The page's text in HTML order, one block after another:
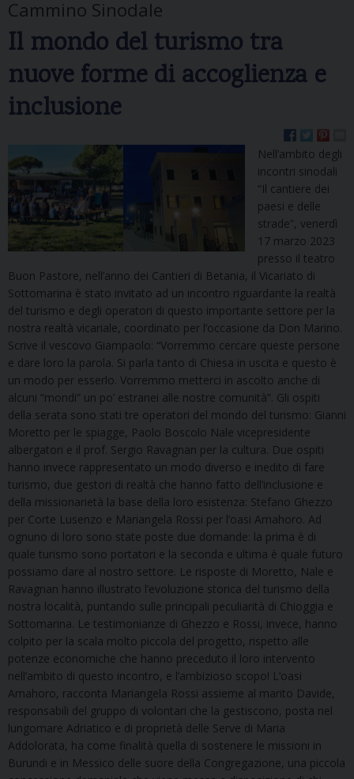
Cammino Sinodale
Il mondo del turismo tra
nuove forme di accoglienza e
inclusione
Nell’ambito degli
incontri sinodali
“Il cantiere dei
paesi e delle
strade”, venerdì
17 marzo 2023
presso il teatro
Buon Pastore, nell’anno dei Cantieri di Betania, il Vicariato di
Sottomarina è stato invitato ad un incontro riguardante la realtà
del turismo e degli operatori di questo importante settore per la
nostra realtà vicariale, coordinato per l’occasione da Don Marino.
Scrive il vescovo Giampaolo: “Vorremmo cercare queste persone
e dare loro la parola. Si parla tanto di Chiesa in uscita e questo è
un modo per esserlo. Vorremmo metterci in ascolto anche di
alcuni “mondi” un po’ estranei alle nostre comunità”. Gli ospiti
della serata sono stati tre operatori del mondo del turismo: Gianni
Moretto per le spiagge, Paolo Boscolo Nale vicepresidente
albergatori e il prof. Sergio Ravagnan per la cultura. Due ospiti
hanno invece rappresentato un modo diverso e inedito di fare
turismo, due gestori di realtà che hanno fatto dell’inclusione e
della missionarietà la base della loro esistenza: Stefano Ghezzo
per Corte Lusenzo e Mariangela Rossi per l’oasi Amahoro. Ad
ognuno di loro sono state poste due domande: la prima è di
quale turismo sono portatori e la seconda e ultima è quale futuro
possiamo dare al nostro settore. Le risposte di Moretto, Nale e
Ravagnan hanno illustrato l’evoluzione storica del turismo della
nostra località, puntando sulle principali peculiarità di Chioggia e
Sottomarina. Le testimonianze di Ghezzo e Rossi, invece, hanno
colpito per la scala molto piccola del progetto, rispetto alle
potenze economiche che hanno preceduto il loro intervento
nell’ambito di questo incontro, e l’ambizioso scopo! L’oasi
Amahoro, racconta Mariangela Rossi assieme al marito Davide,
responsabili del gruppo di volontari che la gestiscono, posta nel
lungomare Adriatico e di proprietà delle Serve di Maria
Addolorata, ha come finalità quella di sostenere le missioni in
Burundi e in Messico delle suore della Congregazione, una piccola